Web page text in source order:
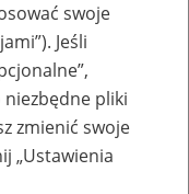
pracy
swoje
Jeśli
pliki
zmienić swoje
„Ustawienia